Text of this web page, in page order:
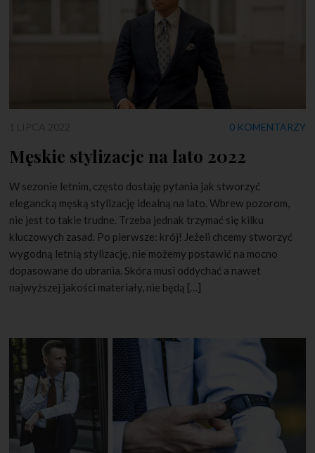
0 KOMENTARZY
Męskie stylizacje na lato 2022
W sezonie letnim, często dostaję pytania jak stworzyć
elegancką męską stylizację idealną na lato. Wbrew pozorom,
nie jest to takie trudne. Trzeba jednak trzymać się kilku
kluczowych zasad. Po pierwsze: krój! Jeżeli chcemy stworzyć
wygodną letnią stylizację, nie możemy postawić na mocno
dopasowane do ubrania. Skóra musi oddychać a nawet
najwyższej jakości materiały, nie będą […]